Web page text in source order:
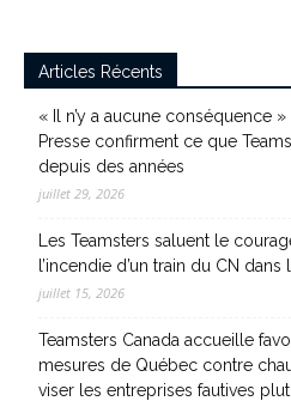
Articles Récents
« Il n’y a aucune conséquence
Presse confirment ce que
depuis des années
juillet 29, 2026
Les Teamsters saluent le
l’incendie d’un train du CN
juillet 15, 2026
Teamsters Canada accueille
mesures de Québec contre
viser les entreprises fautives